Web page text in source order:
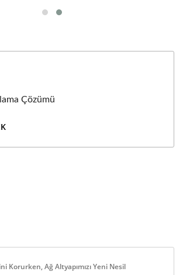
Çözümü
Korurken, Ağ Altyapımızı Yeni Nesil